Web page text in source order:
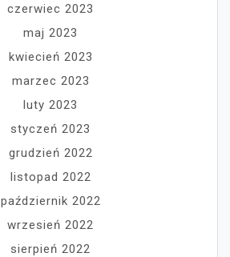
czerwiec 2023
maj 2023
kwiecień 2023
marzec 2023
luty 2023
styczeń 2023
grudzień 2022
listopad 2022
październik 2022
wrzesień 2022
sierpień 2022